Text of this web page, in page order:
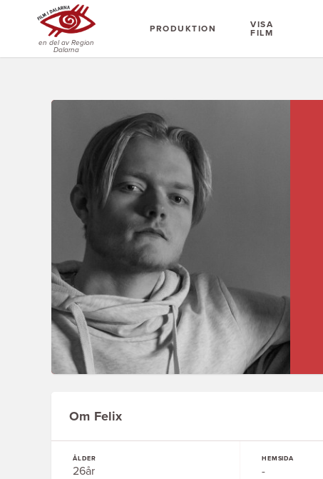
en del av Region
Dalarna
PRODUKTION
VISA
FILM
Om Felix
ÅLDER
26år
HEMSIDA
-